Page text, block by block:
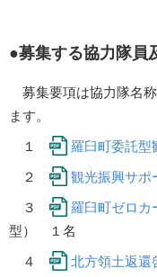
募集する協力隊員
募集要項は協力隊名
ます。
１
羅臼町委託型
２
観光振興サポ
３
羅臼町ゼロカ
型） １名
４
北方領土返還